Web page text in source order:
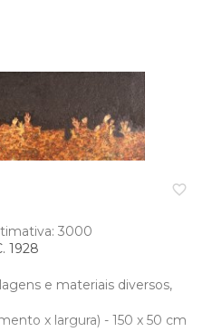
favorite_border
3000
1928
e materiais diversos,
x largura) - 150 x 50 cm